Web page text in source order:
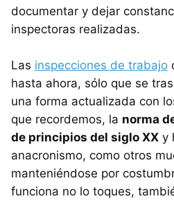
documentar y dejar
inspectoras realizadas.
Las inspecciones de trabajo
hasta ahora, sólo que se
una forma actualizada con
que recordemos, la norma
de principios del siglo XX y
anacronismo, como otros
manteniéndose por
funciona no lo toques,